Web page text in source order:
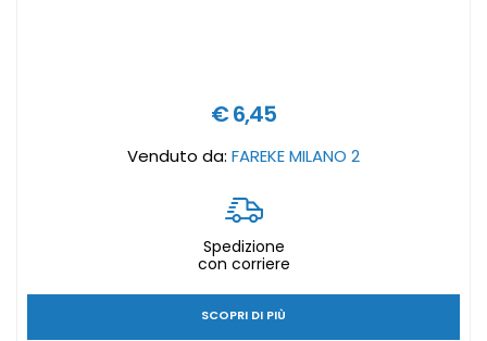
€ 6,45
Venduto da: FAREKE MILANO 2
Spedizione
con corriere
SCOPRI DI PIÙ